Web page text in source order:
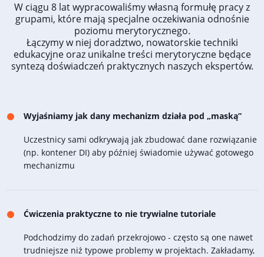
W ciągu 8 lat wypracowaliśmy własną formułę pracy z
grupami, które mają specjalne oczekiwania odnośnie
poziomu merytorycznego.
Łączymy w niej doradztwo, nowatorskie techniki
edukacyjne oraz unikalne treści merytoryczne będące
syntezą doświadczeń praktycznych naszych ekspertów.
Wyjaśniamy jak dany mechanizm działa pod „maską”
Uczestnicy sami odkrywają jak zbudować dane rozwiązanie
(np. kontener DI) aby później świadomie używać gotowego
mechanizmu
Ćwiczenia praktyczne to nie trywialne tutoriale
Podchodzimy do zadań przekrojowo - często są one nawet
trudniejsze niż typowe problemy w projektach. Zakładamy,